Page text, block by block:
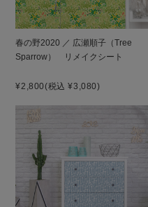
春の野2020 ／ 広瀬順子（Tree
Sparrow） リメイクシート
¥2,800(税込 ¥3,080)